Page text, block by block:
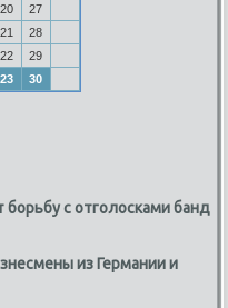
20
27
21
28
22
29
23 30
с отголосками банд
из Германии и